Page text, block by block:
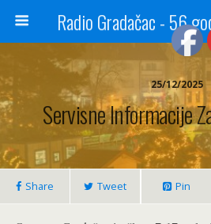
25/12/2025
Servisne Informacije
Share Tweet Pin